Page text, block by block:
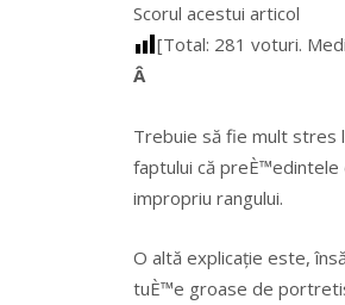
Scorul acestui articol
[Total: 281 voturi.
Â
Trebuie să fie mult stres
faptului că
impropriu rangului.
O altă explicație este,
tuÈ™e groase de